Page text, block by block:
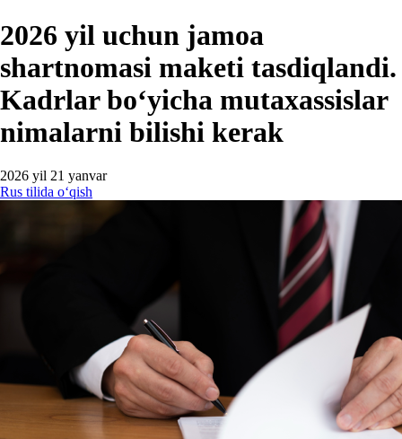
2026 yil uchun jamoa
shartnomasi maketi tasdiqlandi.
Kadrlar boʻyicha mutaхassislar
nimalarni bilishi kerak
2026 yil 21 yanvar
Rus tilida oʻqish